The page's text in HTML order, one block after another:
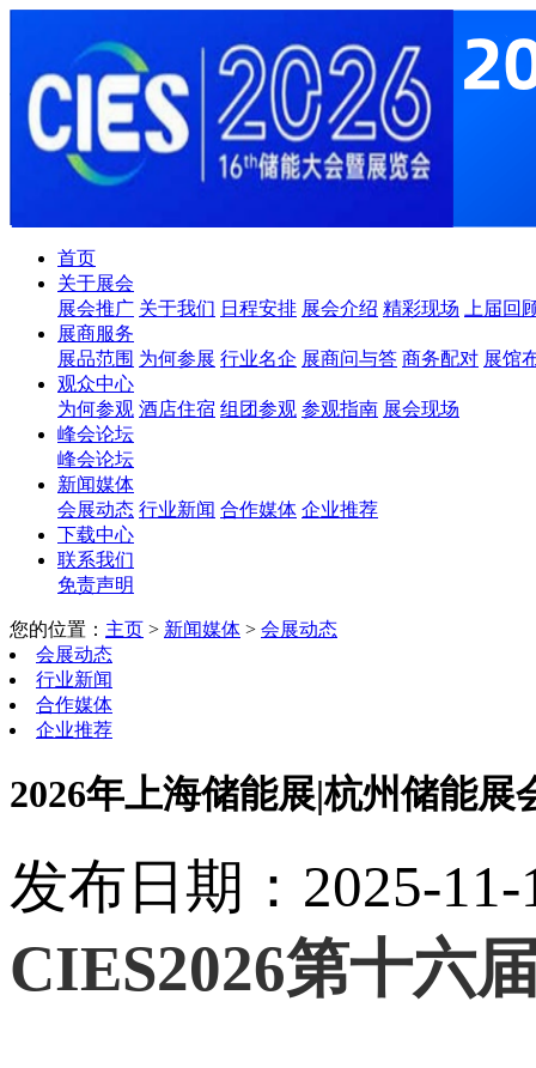
首页
关于展会
展会推广 关于我们 日程安排 展会介绍 精彩现场
上届回
展商服务
展品范围 为何参展 行业名企 展商问与答 商务配对 展馆
观众中心
为何参观 酒店住宿 组团参观 参观指南 展会现场
峰会论坛
峰会论坛
新闻媒体
会展动态 行业新闻 合作媒体 企业推荐
下载中心
联系我们
免责声明
您的位置： 主页 > 新闻媒体 > 会展动态
会展动态
行业新闻
合作媒体
企业推荐
2026年上海储能展|杭州储能展
发布日期：2025-11-
CIES2026第十六